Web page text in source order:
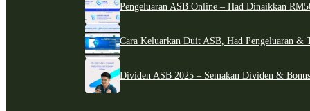
Pengeluaran ASB Online – Had Dinaikkan
Cara Keluarkan Duit ASB, Had Pengeluaran &
Dividen ASB 2025 – Semakan Dividen &